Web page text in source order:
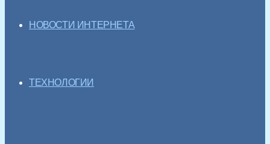
НОВОСТИ ИНТЕРНЕТА
ТЕХНОЛОГИИ